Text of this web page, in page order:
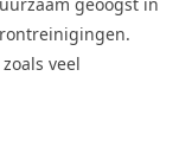
geoogst in
veel